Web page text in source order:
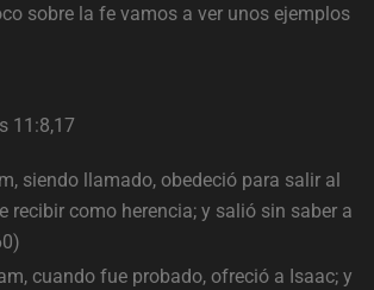
sobre la fe vamos a ver unos ejemplos
11:8,17
siendo llamado, obedeció para salir al
recibir como herencia; y salió sin saber a
cuando fue probado, ofreció a Isaac; y